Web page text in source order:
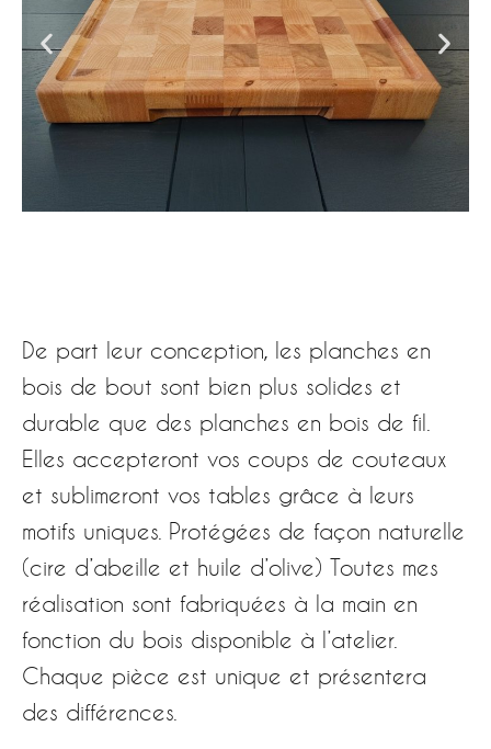
De part leur conception, les planches en
bois de bout sont bien plus solides et
durable que des planches en bois de fil.
Elles accepteront vos coups de couteaux
et sublimeront vos tables grâce à leurs
motifs uniques. Protégées de façon naturelle
(cire d’abeille et huile d’olive) Toutes mes
réalisation sont fabriquées à la main en
fonction du bois disponible à l’atelier.
Chaque pièce est unique et présentera
des différences.